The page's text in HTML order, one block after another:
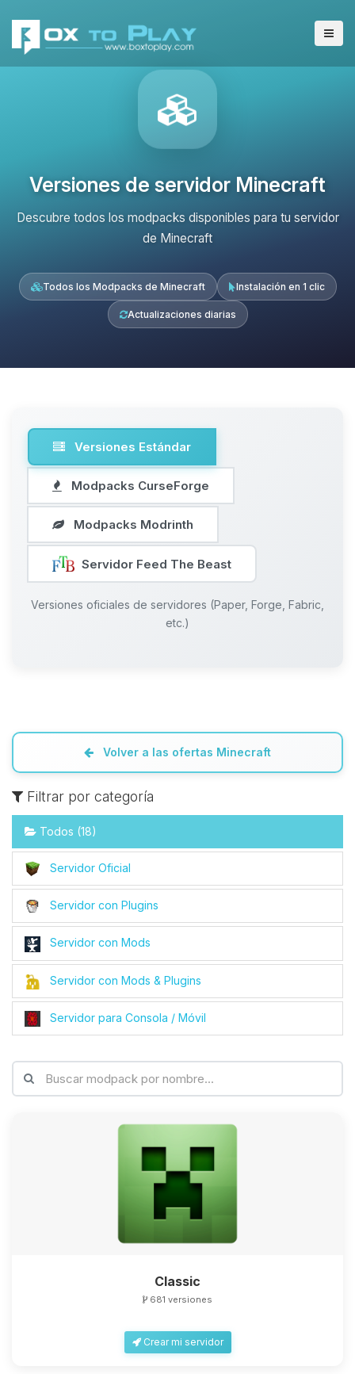
Versiones de servidor Minecraft
Descubre todos los modpacks disponibles para tu servidor
de Minecraft
Todos los Modpacks de Minecraft Instalación en 1 clic
Actualizaciones diarias
Versiones Estándar
Modpacks CurseForge
Modpacks Modrinth
Servidor Feed The Beast
Versiones oficiales de servidores (Paper, Forge, Fabric,
etc.)
Volver a las ofertas Minecraft
Filtrar por categoría
Todos (18)
Servidor Oficial
Servidor con Plugins
Servidor con Mods
Servidor con Mods & Plugins
Servidor para Consola / Móvil
Classic
681 versiones
Crear mi servidor